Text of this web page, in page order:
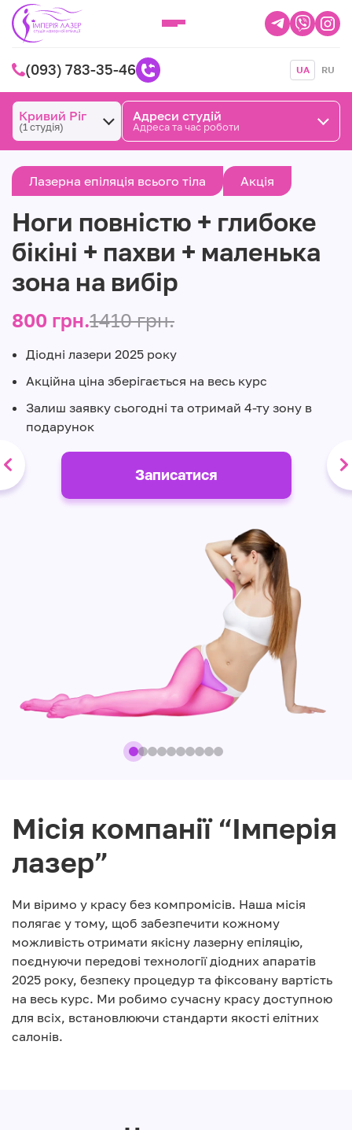
(093) 783-35-46 UA RU
Кривий Ріг
(1 студія)
Адреси студій
Адреса та час роботи
Лазерна епіляція всього тіла Акція
Ноги повністю + глибоке
бікіні + пахви + маленька
зона на вибір
800 грн.1410 грн.
Діодні лазери 2025 року
Акційна ціна зберігається на весь курс
Залиш заявку сьогодні та отримай 4-ту зону в
подарунок
Записатися
Місія компанії “Імперія
лазер”
Ми віримо у красу без компромісів. Наша місія
полягає у тому, щоб забезпечити кожному
можливість отримати якісну лазерну епіляцію,
поєднуючи передові технології діодних апаратів
2025 року, безпеку процедур та фіксовану вартість
на весь курс. Ми робимо сучасну красу доступною
для всіх, встановлюючи стандарти якості елітних
салонів.